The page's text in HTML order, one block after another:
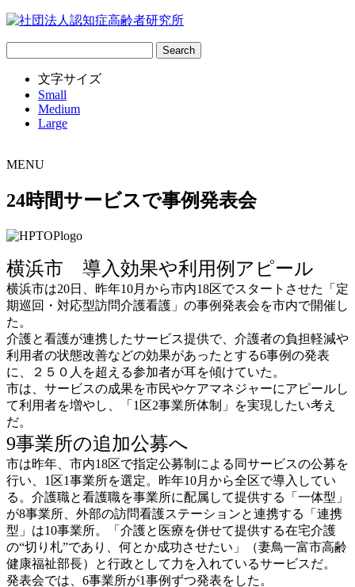
文字サイズ
Small
Medium
Large
MENU
24時間サービスで事例発表会
横浜市 導入効果や利用例アピール
横浜市は20日、昨年10月から市内18区でスタートさせた「定
期巡回・対応型訪問介護看護」の事例発表会を市内で開催し
た。
介護と看護が連携したサービス提供で、介護者の負担軽減や
利用者の状態改善などの効果があったとする6事例の発表
に、２５０人を超える参加者が耳を傾けていた。
市は、サービスの成果を市民やケアマネジャーにアピールし
て利用者を増やし、「1区2事業所体制」を実現したい考え
だ。
9事業所の追加公募へ
市は昨年、市内18区で指定公募制による同サービスの公募を
行い、1区1事業所を選定。昨年10月から全区で導入してい
る。介護職と看護職を事業所に配属して提供する「一体型」
が8事業所、外部の訪問看護ステーションと連携する「連携
型」は10事業所。「介護と医療を併せて提供する在宅介護
の“切り札”であり、何とか成功させたい」（妻鳥一富市高齢
健康福祉部長）と行政として力を入れているサービスだ。
発表会では、6事業所が1事例ずつ発表をした。